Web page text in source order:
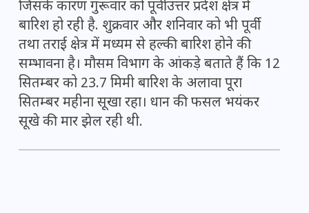
जिसके कारण गुरूवार को पूर्वी उत्तर प्रदेश क्षेत्र में
बारिश हो रही है. शुक्रवार और शनिवार को भी पूर्वी
तथा तराई क्षेत्र में मध्यम से हल्की बारिश होने की
सम्भावना है। मौसम विभाग के आंकड़े बताते हैं कि 12
सितम्बर को 23.7 मिमी बारिश के अलावा पूरा
सितम्बर महीना सूखा रहा। धान की फसल भयंकर
सूखे की मार झेल रही थी.